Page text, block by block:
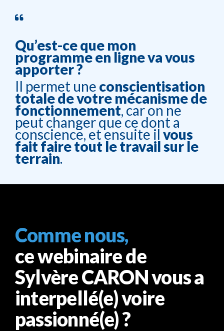
Qu’est-ce que mon
programme en ligne va vous
apporter ?
Il permet une conscientisation
totale de votre mécanisme de
fonctionnement, car on ne
peut changer que ce dont a
conscience, et ensuite il vous
fait faire tout le travail sur le
terrain.
Comme nous,
ce webinaire de
Sylvère CARON vous a
interpellé(e) voire
passionné(e) ?